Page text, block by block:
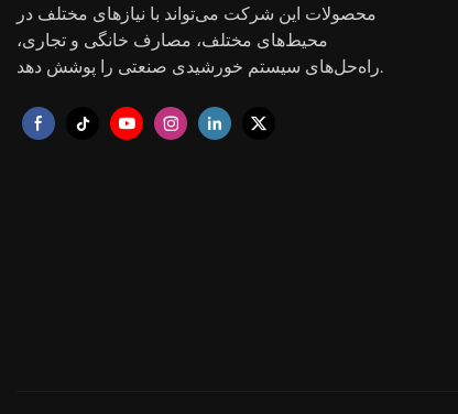
محصولات این شرکت می‌تواند با نیازهای مختلف در
محیط‌های مختلف، مصارف خانگی و تجاری،
راه‌حل‌های سیستم خورشیدی صنعتی را پوشش دهد.